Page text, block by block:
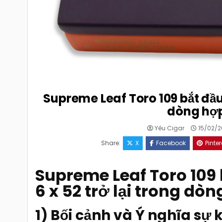
Supreme Leaf Toro 109 bắt
dòng
Yêu Cigar 15/02/
Share:
X Facebook
Supreme Leaf Toro
6 x 52 trở lại trong
1) Bối cảnh và Ý nghĩa sự